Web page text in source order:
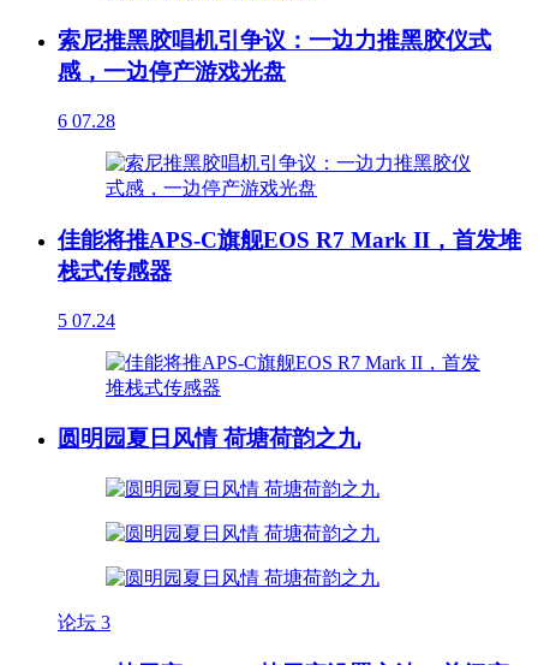
索尼推黑胶唱机引争议：一边力推黑胶仪式
感，一边停产游戏光盘
6 07.28
佳能将推APS-C旗舰EOS R7 Mark II，首发堆
栈式传感器
5 07.24
圆明园夏日风情 荷塘荷韵之九
论坛 3